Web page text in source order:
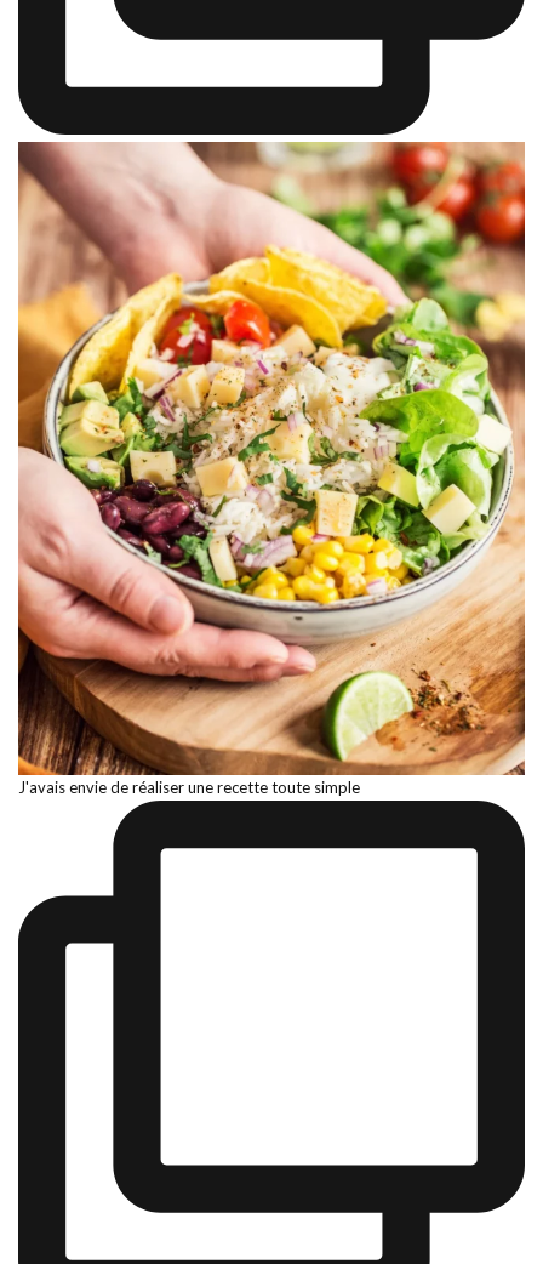
J'avais envie de réaliser une recette toute simple